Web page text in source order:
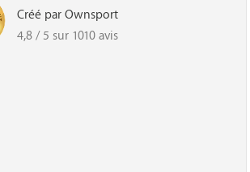
Créé par Ownsport
4,8 / 5 sur 1010 avis